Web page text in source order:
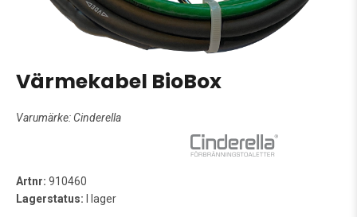
Värmekabel BioBox
Varumärke: Cinderella
Artnr: 910460
Lagerstatus: I lager